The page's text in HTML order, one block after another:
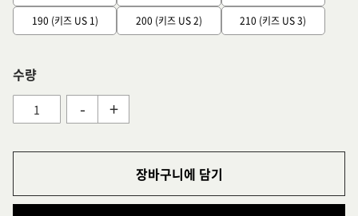
190 (키즈 US 1)
200 (키즈 US 2) 210 (키즈 US 3)
수량
- +
장바구니에 담기